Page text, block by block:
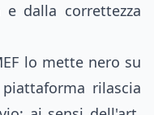
dalla correttezza
lo mette nero su
rilascia